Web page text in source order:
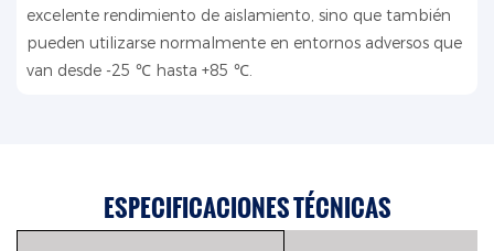
excelente rendimiento de aislamiento, sino que también
pueden utilizarse normalmente en entornos adversos que
van desde -25 ℃ hasta +85 ℃.
ESPECIFICACIONES TÉCNICAS